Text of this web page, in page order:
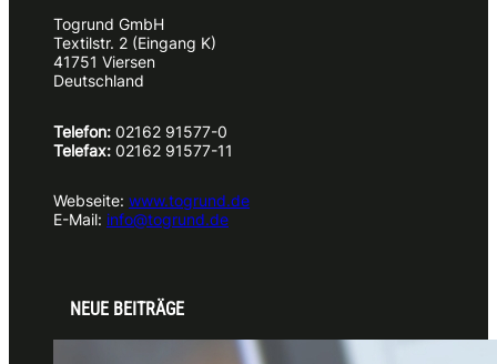
Togrund GmbH
Textilstr. 2 (Eingang K)
41751 Viersen
Deutschland
Telefon: 02162 91577-0
Telefax: 02162 91577-11
Webseite: www.togrund.de
E-Mail: info@togrund.de
NEUE BEITRÄGE